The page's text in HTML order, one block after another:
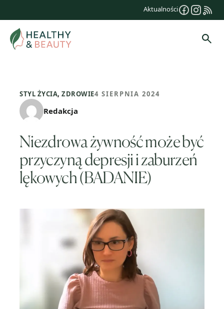
treści
Aktualności
STYL ŻYCIA,ZDROWIE4 SIERPNIA 2024
Redakcja
Niezdrowa żywność może być
przyczyną depresji i zaburzeń
lękowych (BADANIE)